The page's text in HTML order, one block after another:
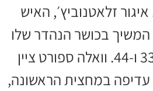
זלאטנוביץ׳, האיש
בכושר הנהדר שלו
וכבש צמד בדקות 33 ו-44. וואלה ספורט ציין
במחצית הראשונה,